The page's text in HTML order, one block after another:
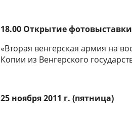
18.00 Открытие фотовыставки
«Вторая венгерская армия на
Копии из Венгерского
25 ноября2011 г. (пятница)